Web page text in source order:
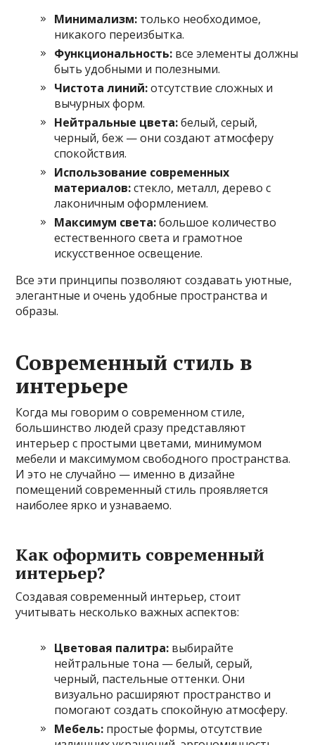
Минимализм: только необходимое,
никакого переизбытка.
Функциональность: все элементы должны
быть удобными и полезными.
Чистота линий:отсутствие сложных и
вычурных форм.
Нейтральные цвета:белый, серый,
черный, беж — они создают атмосферу
спокойствия.
Использование современных
материалов:стекло, металл, дерево с
лаконичным оформлением.
Максимум света:большое количество
естественного света и грамотное
искусственное освещение.
Все эти принципы позволяют создавать уютные,
элегантные и очень удобные пространства и
образы.
Современный стиль в
интерьере
Когда мы говорим о современном стиле,
большинство людей сразу представляют
интерьер с простыми цветами, минимумом
мебели и максимумом свободного пространства.
И это не случайно — именно в дизайне
помещений современный стиль проявляется
наиболее ярко и узнаваемо.
Как оформить современный
интерьер?
Создавая современный интерьер, стоит
учитывать несколько важных аспектов:
Цветовая палитра: выбирайте
нейтральные тона — белый, серый,
черный, пастельные оттенки. Они
визуально расширяют пространство и
помогают создать спокойную атмосферу.
Мебель: простые формы, отсутствие